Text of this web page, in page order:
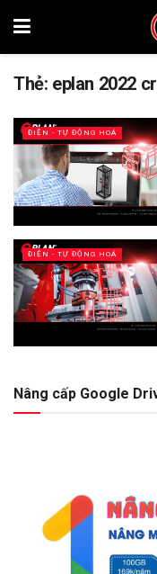
Thẻ: eplan 2022
ĐIỆN - TỰ ĐỘNG HOÁ
ĐIỆN - TỰ ĐỘNG HOÁ
Nâng cấp Google